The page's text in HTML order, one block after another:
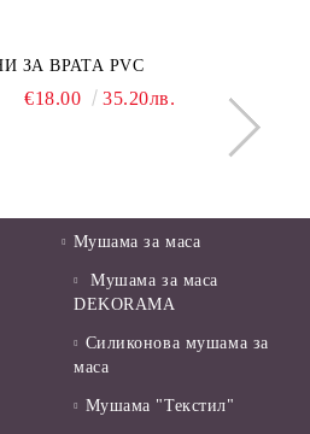
ЗА ВРАТА PVC
€18.00 35.20лв.
Мушама за маса
Мушама за маса
DEKORAMA
Силиконова мушама за
маса
Мушама "Текстил"